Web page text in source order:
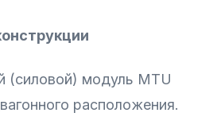
модуль MTU
расположения.